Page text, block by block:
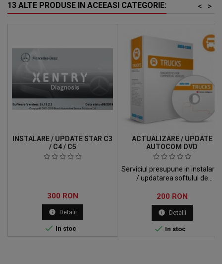
13 ALTE PRODUSE IN ACEEASI CATEGORIE: >
<
INSTALARE / UPDATE STAR C3
/ C4 / C5
Pret
300 RON
info Detalii
 In stoc
ACTUALIZARE / UPDATE
AUTOCOM DVD
Serviciul presupune in instalarea
/ updatarea softului de
clientului. Instalarea se face
remote, prin conectarea la
calculatorul clientului prin
TeamViewer. Veti primi un DVD
cu soft-ul. Daca doriti sa il
Pret
200 RON
info Detalii
 In stoc